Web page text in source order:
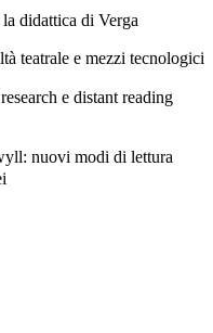
didattica di Verga
teatrale e mezzi tecnologici
e distant reading
nuovi modi di lettura